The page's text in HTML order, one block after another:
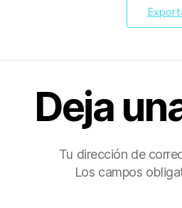
Deja
Tu dirección de
Los campos